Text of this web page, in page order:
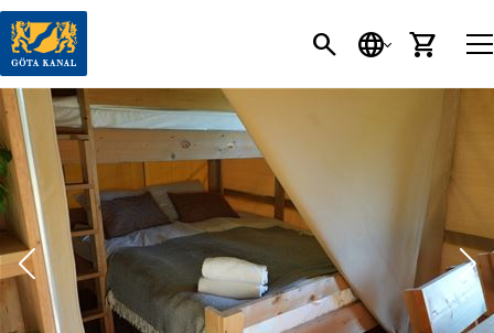
SÖKSPRÅK